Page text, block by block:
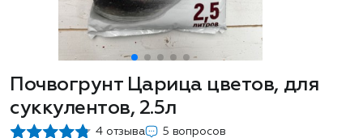
Почвогрунт Царица цветов, для
суккулентов, 2.5л
4 отзыва 5 вопросов